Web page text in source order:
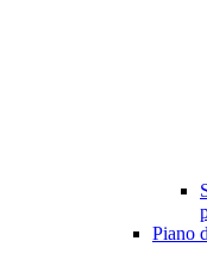
Piano